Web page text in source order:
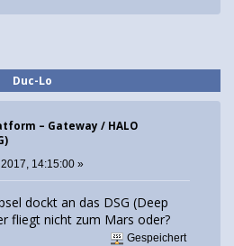
Duc-Lo
– Gateway / HALO
14:15:00 »
dockt an das DSG (Deep
fliegt nicht zum Mars oder?
Gespeichert